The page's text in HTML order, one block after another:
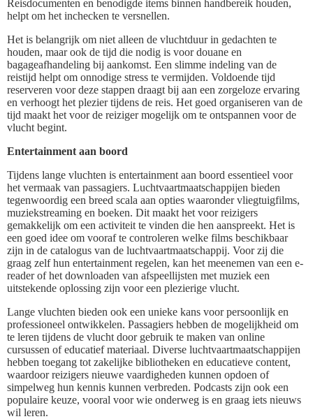
Reisdocumenten en benodigde items binnen handbereik houden,
helpt om het inchecken te versnellen.
Het is belangrijk om niet alleen de vluchtduur in gedachten te
houden, maar ook de tijd die nodig is voor douane en
bagageafhandeling bij aankomst. Een slimme indeling van de
reistijd helpt om onnodige stress te vermijden. Voldoende tijd
reserveren voor deze stappen draagt bij aan een zorgeloze ervaring
en verhoogt het plezier tijdens de reis. Het goed organiseren van de
tijd maakt het voor de reiziger mogelijk om te ontspannen voor de
vlucht begint.
Entertainment aan boord
Tijdens lange vluchten is entertainment aan boord essentieel voor
het vermaak van passagiers. Luchtvaartmaatschappijen bieden
tegenwoordig een breed scala aan opties waaronder vliegtuigfilms,
muziekstreaming en boeken. Dit maakt het voor reizigers
gemakkelijk om een activiteit te vinden die hen aanspreekt. Het is
een goed idee om vooraf te controleren welke films beschikbaar
zijn in de catalogus van de luchtvaartmaatschappij. Voor zij die
graag zelf hun entertainment regelen, kan het meenemen van een e-
reader of het downloaden van afspeellijsten met muziek een
uitstekende oplossing zijn voor een plezierige vlucht.
Lange vluchten bieden ook een unieke kans voor persoonlijk en
professioneel ontwikkelen. Passagiers hebben de mogelijkheid om
te leren tijdens de vlucht door gebruik te maken van online
cursussen of educatief materiaal. Diverse luchtvaartmaatschappijen
hebben toegang tot zakelijke bibliotheken en educatieve content,
waardoor reizigers nieuwe vaardigheden kunnen opdoen of
simpelweg hun kennis kunnen verbreden. Podcasts zijn ook een
populaire keuze, vooral voor wie onderweg is en graag iets nieuws
wil leren.